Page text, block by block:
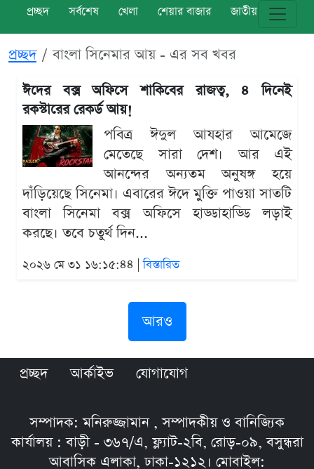
প্রচ্ছদ সর্বশেষ খেলা শেয়ার বাজার জাতীয় বিশ্ব
প্রচ্ছদ বাংলা সিনেমার আয় - এর সব খবর
ঈদের বক্স অফিসে শাকিবের রাজত্ব, ৪ দিনেই
রকস্টারের রেকর্ড আয়!
পবিত্র ঈদুল আযহার আমেজে
মেতেছে সারা দেশ। আর এই
আনন্দের অন্যতম অনুষঙ্গ হয়ে
দাঁড়িয়েছে সিনেমা। এবারের ঈদে মুক্তি পাওয়া সাতটি
বাংলা সিনেমা বক্স অফিসে হাড্ডাহাড্ডি লড়াই
করছে। তবে চতুর্থ দিন...
২০২৬ মে ৩১ ১৬:১৫:৪৪ |বিস্তারিত
আরও
প্রচ্ছদ আর্কাইভ যোগাযোগ
সম্পাদক: মনিরুজ্জামান , সম্পাদকীয় ও বানিজ্যিক
কার্যালয় : বাড়ী - ৩৬৭/এ, ফ্ল্যাট-২বি, রোড়-০৯, বসুন্ধরা
আবাসিক এলাকা, ঢাকা-১২১২। মোবাইল: